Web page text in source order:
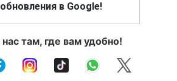
в Google!
там, где вам удобно!